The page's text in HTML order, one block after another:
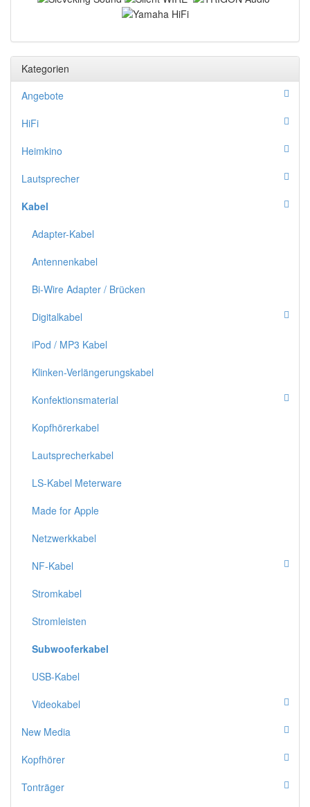
Kategorien
Angebote
HiFi
Heimkino
Lautsprecher
Kabel
Adapter-Kabel
Antennenkabel
Bi-Wire Adapter / Brücken
Digitalkabel
iPod / MP3 Kabel
Klinken-Verlängerungskabel
Konfektionsmaterial
Kopfhörerkabel
Lautsprecherkabel
LS-Kabel Meterware
Made for Apple
Netzwerkkabel
NF-Kabel
Stromkabel
Stromleisten
Subwooferkabel
USB-Kabel
Videokabel
New Media
Kopfhörer
Tonträger